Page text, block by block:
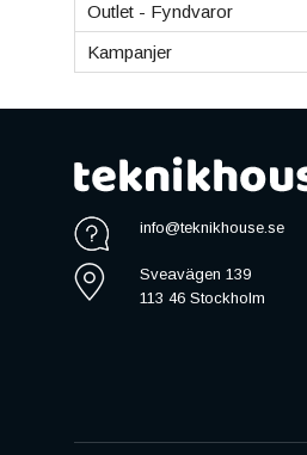
Outlet - Fyndvaror
Kampanjer
info@teknikhouse.se
Sveavägen 139
113 46 Stockholm